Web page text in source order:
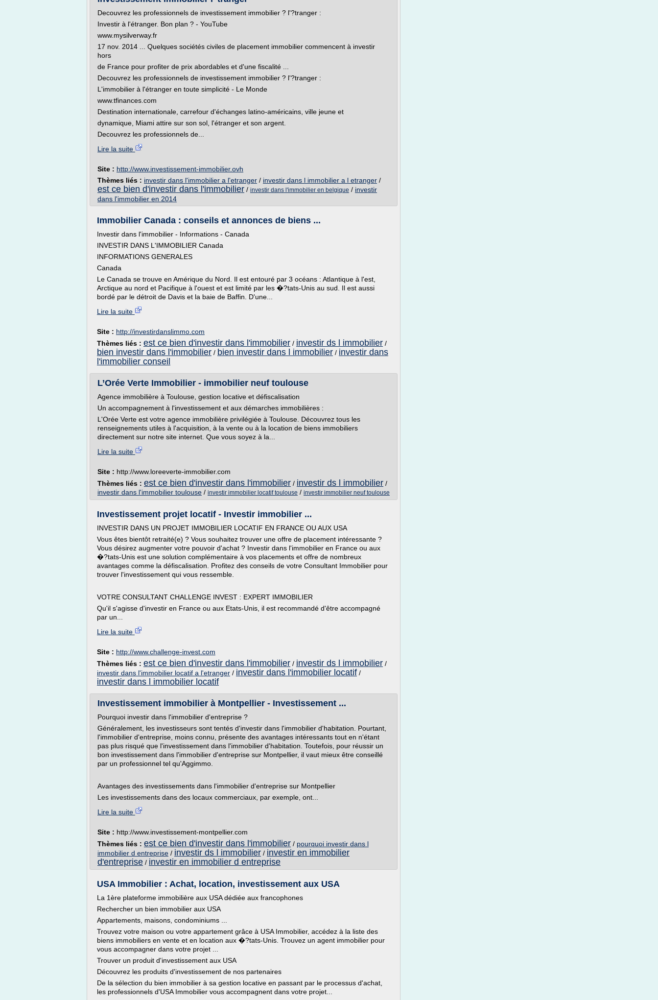
Decouvrez les professionnels de investissement immobilier ? l'?tranger :
Investir à l'étranger. Bon plan ? - YouTube
www.mysilverway.fr
17 nov. 2014 ... Quelques sociétés civiles de placement immobilier commencent à investir
hors
de France pour profiter de prix abordables et d'une fiscalité ...
Decouvrez les professionnels de investissement immobilier ? l'?tranger :
L'immobilier à l'étranger en toute simplicité - Le Monde
www.tfinances.com
Destination internationale, carrefour d'échanges latino-américains, ville jeune et
dynamique, Miami attire sur son sol, l'étranger et son argent.
Decouvrez les professionnels de...
Lire la suite
Site : http://www.investissement-immobilier.ovh
Thèmes liés : investir dans l'immobilier a l'etranger / investir dans l immobilier a l etranger /
est ce bien d'investir dans l'immobilier / investir dans l'immobilier en belgique / investir
dans l'immobilier en 2014
Immobilier Canada : conseils et annonces de biens ...
Investir dans l'immobilier - Informations - Canada
INVESTIR DANS L'IMMOBILIER Canada
INFORMATIONS GENERALES
Canada
Le Canada se trouve en Amérique du Nord. Il est entouré par 3 océans : Atlantique à l'est,
Arctique au nord et Pacifique à l'ouest et est limité par les �?tats-Unis au sud. Il est aussi
bordé par le détroit de Davis et la baie de Baffin. D'une...
Lire la suite
Site : http://investirdanslimmo.com
Thèmes liés : est ce bien d'investir dans l'immobilier / investir ds l immobilier /
bien investir dans l'immobilier / bien investir dans l immobilier / investir dans
l'immobilier conseil
L’Orée Verte Immobilier - immobilier neuf toulouse
Agence immobilière à Toulouse, gestion locative et défiscalisation
Un accompagnement à l'investissement et aux démarches immobilières :
L'Orée Verte est votre agence immobilière privilégiée à Toulouse. Découvrez tous les
renseignements utiles à l'acquisition, à la vente ou à la location de biens immobiliers
directement sur notre site internet. Que vous soyez à la...
Lire la suite
Site : http://www.loreeverte-immobilier.com
Thèmes liés : est ce bien d'investir dans l'immobilier / investir ds l immobilier /
investir dans l'immobilier toulouse / investir immobilier locatif toulouse / investir immobilier neuf toulouse
Investissement projet locatif - Investir immobilier ...
INVESTIR DANS UN PROJET IMMOBILIER LOCATIF EN FRANCE OU AUX USA
Vous êtes bientôt retraité(e) ? Vous souhaitez trouver une offre de placement intéressante ?
Vous désirez augmenter votre pouvoir d'achat ? Investir dans l'immobilier en France ou aux
�?tats-Unis est une solution complémentaire à vos placements et offre de nombreux
avantages comme la défiscalisation. Profitez des conseils de votre Consultant Immobilier pour
trouver l'investissement qui vous ressemble.
VOTRE CONSULTANT CHALLENGE INVEST : EXPERT IMMOBILIER
Qu'il s'agisse d'investir en France ou aux Etats-Unis, il est recommandé d'être accompagné
par un...
Lire la suite
Site : http://www.challenge-invest.com
Thèmes liés : est ce bien d'investir dans l'immobilier / investir ds l immobilier /
investir dans l'immobilier locatif a l'etranger / investir dans l'immobilier locatif /
investir dans l immobilier locatif
Investissement immobilier à Montpellier - Investissement ...
Pourquoi investir dans l'immobilier d'entreprise ?
Généralement, les investisseurs sont tentés d'investir dans l'immobilier d'habitation. Pourtant,
l'immobilier d'entreprise, moins connu, présente des avantages intéressants tout en n'étant
pas plus risqué que l'investissement dans l'immobilier d'habitation. Toutefois, pour réussir un
bon investissement dans l'immobilier d'entreprise sur Montpellier, il vaut mieux être conseillé
par un professionnel tel qu'Aggimmo.
Avantages des investissements dans l'immobilier d'entreprise sur Montpellier
Les investissements dans des locaux commerciaux, par exemple, ont...
Lire la suite
Site : http://www.investissement-montpellier.com
Thèmes liés : est ce bien d'investir dans l'immobilier / pourquoi investir dans l
immobilier d entreprise / investir ds l immobilier / investir en immobilier
d'entreprise / investir en immobilier d entreprise
USA Immobilier : Achat, location, investissement aux USA
La 1ère plateforme immobilière aux USA dédiée aux francophones
Rechercher un bien immobilier aux USA
Appartements, maisons, condominiums ...
Trouvez votre maison ou votre appartement grâce à USA Immobilier, accédez à la liste des
biens immobiliers en vente et en location aux �?tats-Unis. Trouvez un agent immobilier pour
vous accompagner dans votre projet ...
Trouver un produit d'investissement aux USA
Découvrez les produits d'investissement de nos partenaires
De la sélection du bien immobilier à sa gestion locative en passant par le processus d'achat,
les professionnels d'USA Immobilier vous accompagnent dans votre projet...